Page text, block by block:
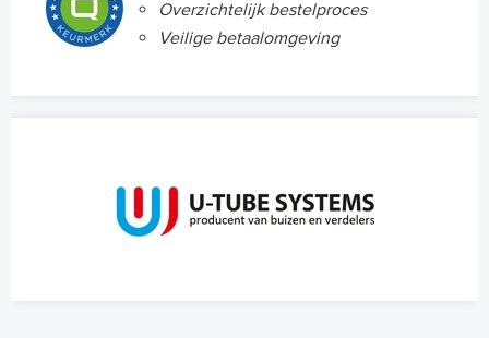
Overzichtelijk bestelproces
Veilige betaalomgeving